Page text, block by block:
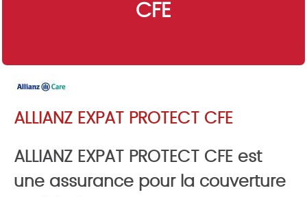
CFE
ALLIANZ EXPAT PROTECT CFE
ALLIANZ EXPAT PROTECT CFE est
une assurance pour la couverture